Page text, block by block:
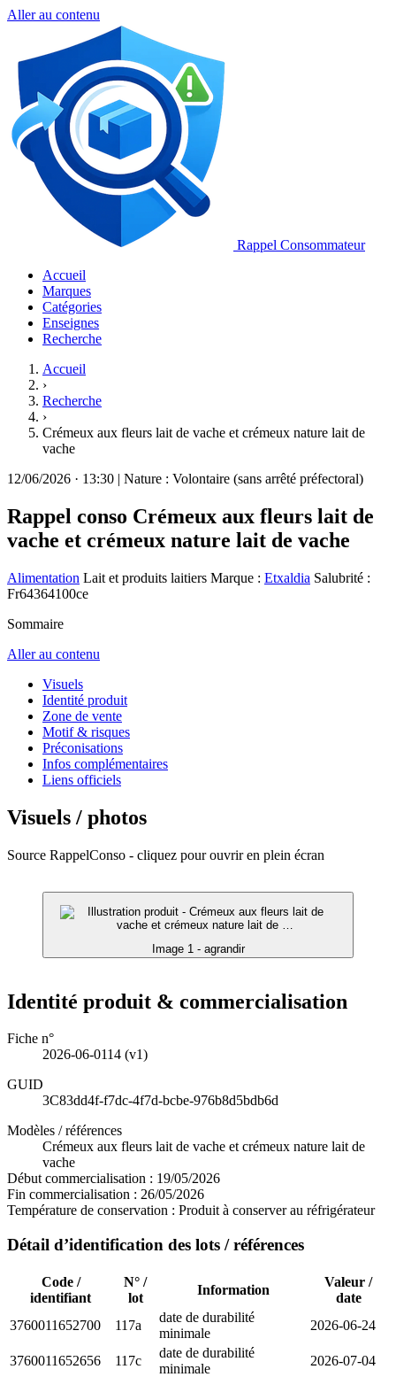
Aller au contenu
Rappel Consommateur
Accueil
Marques
Catégories
Enseignes
Recherche
Accueil
›
Recherche
›
Crémeux aux fleurs lait de vache et crémeux nature lait de
vache
12/06/2026 · 13:30 | Nature : Volontaire (sans arrêté préfectoral)
Rappel conso Crémeux aux fleurs lait de
vache et crémeux nature lait de vache
Alimentation Lait et produits laitiers Marque : Etxaldia Salubrité :
Fr64364100ce
Sommaire
Aller au contenu
Visuels
Identité produit
Zone de vente
Motif & risques
Préconisations
Infos complémentaires
Liens officiels
Visuels / photos
Source RappelConso - cliquez pour ouvrir en plein écran
Image 1 - agrandir
Identité produit & commercialisation
Fiche n°
2026-06-0114 (v1)
GUID
3C83dd4f-f7dc-4f7d-bcbe-976b8d5bdb6d
Modèles / références
Crémeux aux fleurs lait de vache et crémeux nature lait de
vache
Début commercialisation : 19/05/2026
Fin commercialisation : 26/05/2026
Température de conservation : Produit à conserver au réfrigérateur
Détail d’identification des lots / références
Code /
identifiant
N° /
lot
Information
Valeur /
date
3760011652700
117a
date de durabilité
minimale
2026-06-24
3760011652656 117c
date de durabilité
minimale
2026-07-04